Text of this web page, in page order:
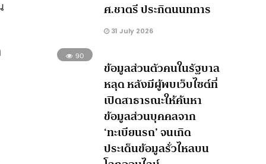
ศ.ชาตรี ประกิตนนทการ
31 July 2026
90
ข้อมูลส่วนตัวคนในรัฐบาล
หลุด หลังมีผู้พบเว็บไซต์ที่
เปิดสาธารณะให้ค้นหา
ข้อมูลส่วนบุคคลจาก
‘ทะเบียนรถ’ จนเกิด
ประเด็นข้อมูลรั่วไหลบน